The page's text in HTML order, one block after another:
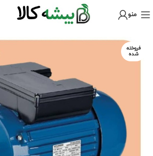
منو
فروخته
شده